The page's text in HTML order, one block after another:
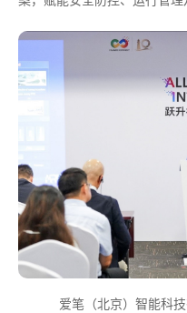
爱笔（北京）智能科